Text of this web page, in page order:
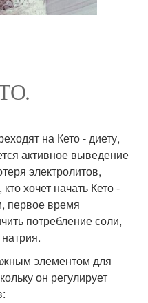
на Кето - диету,
активное выведение
электролитов,
хочет начать Кето -
первое время
потребление соли,
элементом для
он регулирует